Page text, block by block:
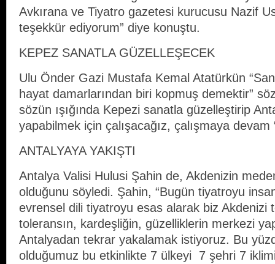
Avkırana ve Tiyatro gazetesi kurucusu Nazif
teşekkür ediyorum” diye konuştu.
KEPEZ SANATLA GÜZELLEŞECEK
Ulu Önder Gazi Mustafa Kemal Atatürkün
hayat damarlarından biri kopmuş demektir”
sözün ışığında Kepezi sanatla güzelleştirip
yapabilmek için çalışacağız, çalışmaya devam
ANTALYAYA YAKIŞTI
Antalya Valisi Hulusi Şahin de, Akdenizin
olduğunu söyledi. Şahin, “Bugün tiyatroyu
evrensel dili tiyatroyu esas alarak biz Akdenizi
toleransın, kardeşliğin, güzelliklerin merkezi
Antalyadan tekrar yakalamak istiyoruz. Bu
olduğumuz bu etkinlikte 7 ülkeyi 7 şehri 7